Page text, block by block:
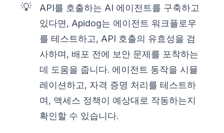
💡
API를 호출하는 AI 에이전트를 구축하고
있다면, Apidog는 에이전트 워크플로우
를 테스트하고, API 호출의 유효성을 검
사하며, 배포 전에 보안 문제를 포착하는
데 도움을 줍니다. 에이전트 동작을 시뮬
레이션하고, 자격 증명 처리를 테스트하
며, 액세스 정책이 예상대로 작동하는지
확인할 수 있습니다.